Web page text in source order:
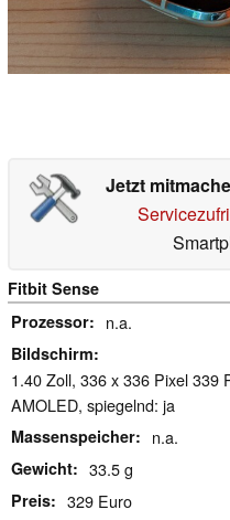
Jetzt
Fitbit Sense
Prozessor
n.a.
Bildschirm
1.40 Zoll, 336 x 336 Pixel 339
AMOLED, spiegelnd: ja
Massenspeicher n.a.
Gewicht 33.5 g
Preis 329 Euro